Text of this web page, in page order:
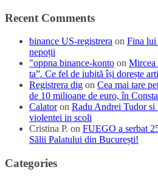
Recent Comments
binance US-registrera on Fina lui
nepoții
"oppna binance-konto on Mircea
ta”. Ce fel de iubită își dorește
Registrera dig on Cea mai tare
de 10 milioane de euro, în
Calatoron Radu Andrei Tudor
violentei in scoli
Cristina P. on FUEGO a serbat
Sălii Palatului din București!
Categories